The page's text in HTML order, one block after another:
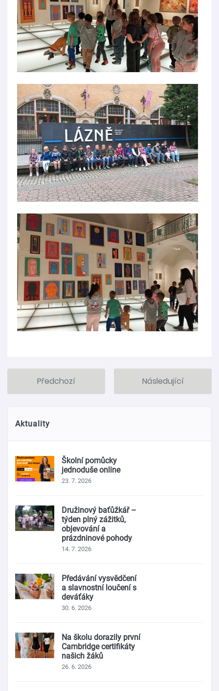
Předchozí Následující
Aktuality
Školní pomůcky
jednoduše online
23. 7. 2026
Družinový baťůžkář –
týden plný zážitků,
objevování a
prázdninové pohody
14. 7. 2026
Předávání vysvědčení
a slavnostní loučení s
deváťáky
30. 6. 2026
Na školu dorazily první
Cambridge certifikáty
našich žáků
26. 6. 2026